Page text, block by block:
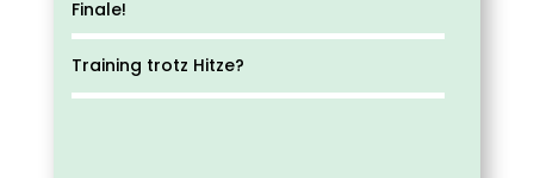
Finale!
Training trotz Hitze?